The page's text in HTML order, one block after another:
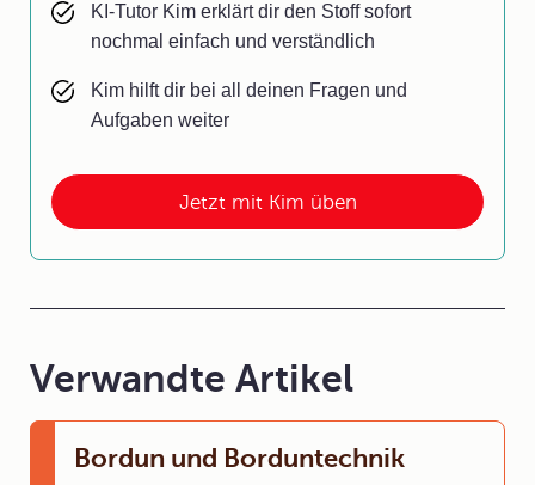
Jetzt mit Kim üben
KI-Tutor Kim erklärt dir den Stoff sofort
nochmal einfach und verständlich
Kim hilft dir bei all deinen Fragen und
Aufgaben weiter
Verwandte Artikel
Bordun und Borduntechnik